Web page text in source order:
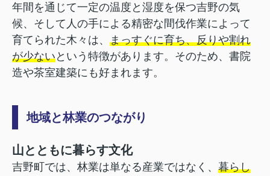
年間を通じて一定の温度と湿度を保つ吉野の気
候、そして人の手による精密な間伐作業によって
育てられた木々は、 まっすぐに育ち、反りや割れ
が少ないという特徴があります。そのため、書院
造や茶室建築にも好まれます。
地域と林業のつながり
山とともに暮らす文化
吉野町では、林業は単なる産業ではなく、 暮らし